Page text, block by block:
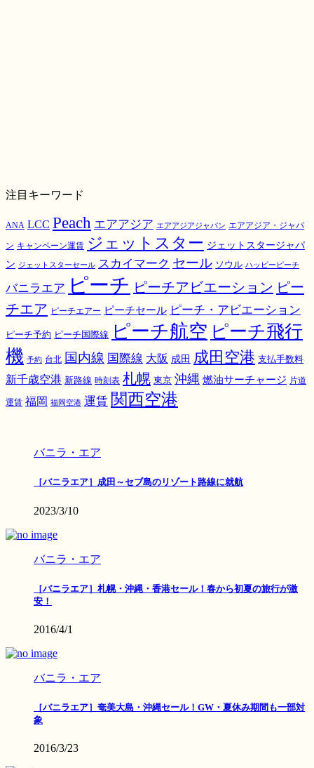
注目キーワード
ANA LCC Peach エアアジア エアアジアジャパン エアアジア・ジャパ
ン キャンペーン運賃 ジェットスター ジェットスタージャパ
ン ジェットスターセール スカイマーク セール ソウル ハッピーピーチ
バニラエア ピーチ ピーチアビエーション ピー
チエア ピーチエアー ピーチセール ピーチ・アビエーション
ピーチ予約 ピーチ国際線 ピーチ航空 ピーチ飛行
機 予約 台北 国内線 国際線 大阪 成田 成田空港 支払手数料
新千歳空港 新路線 時刻表 札幌 東京 沖縄 燃油サーチャージ 片道
運賃 福岡 福岡空港 運賃 関西空港
バニラ・エア
［バニラエア］成田～セブ島のリゾート路線に就航
2023/3/10
バニラ・エア
［バニラエア］札幌・沖縄・香港セール！春から初夏の旅行が激
安！
2016/4/1
バニラ・エア
［バニラエア］奄美大島・沖縄セール！GW・夏休み期間も一部対
象
2016/3/23